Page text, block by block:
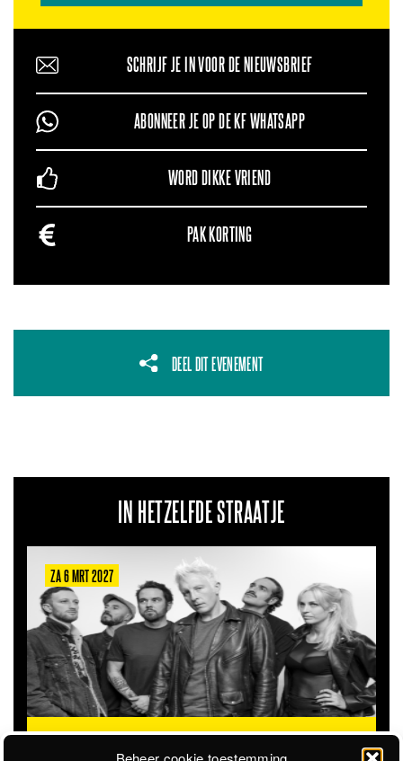
SCHRIJF JE IN VOOR DE NIEUWSBRIEF
ABONNEER JE OP DE KF WHATSAPP
WORD DIKKE VRIEND
PAK KORTING
DEEL DIT EVENEMENT
IN HETZELFDE STRAATJE
ZA 22 AUG 2026
STICKY SWEET
@STADSSTRAND
STEVIGE GARAGEROCK OP HET
STADSSTRAND